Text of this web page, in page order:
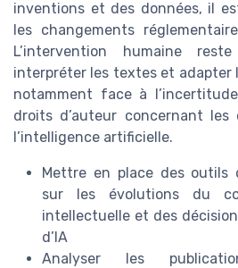
inventions et des données, il
les changements
L’intervention humaine
interpréter les textes et adapter
notamment face à
droits d’auteur concernant
l’intelligence artificielle.
Mettre en place des outils
sur les évolutions du
intellectuelle et des
d’IA
Analyser les